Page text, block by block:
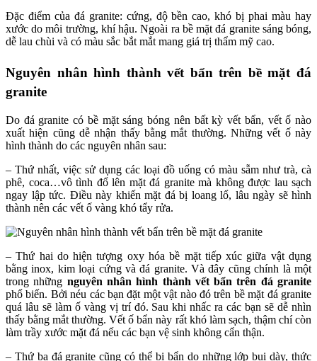
Đặc điểm của đá granite: cứng, độ bền cao, khó bị phai màu hay
xước do môi trường, khí hậu. Ngoài ra bề mặt đá granite sáng bóng,
dễ lau chùi và có màu sắc bắt mắt mang giá trị thẩm mỹ cao.
Nguyên nhân hình thành vết bẩn trên bề mặt đá
granite
Do đá granite có bề mặt sáng bóng nên bất kỳ vết bẩn, vết ố nào
xuất hiện cũng dễ nhận thấy bằng mắt thường. Những vết ố này
hình thành do các nguyên nhân sau:
– Thứ nhất, việc sử dụng các loại đồ uống có màu sẫm như trà, cà
phê, coca…vô tình đổ lên mặt đá granite mà không được lau sạch
ngay lập tức. Điều này khiến mặt đá bị loang lổ, lâu ngày sẽ hình
thành nên các vết ố vàng khó tẩy rửa.
– Thứ hai do hiện tượng oxy hóa bề mặt tiếp xúc giữa vật dụng
bằng inox, kim loại cứng và đá granite. Và đây cũng chính là một
trong những nguyên nhân hình thành vết bẩn trên đá granite
phổ biến. Bởi néu các bạn đặt một vật nào đó trên bề mặt đá granite
quá lâu sẽ làm ố vàng vị trí đó. Sau khi nhấc ra các bạn sẽ dễ nhìn
thấy bằng mắt thường. Vết ố bẩn này rất khó làm sạch, thậm chí còn
làm trầy xước mặt đá nếu các bạn vệ sinh không cẩn thận.
– Thứ ba đá granite cũng có thể bị bẩn do những lớp bụi dày, thức